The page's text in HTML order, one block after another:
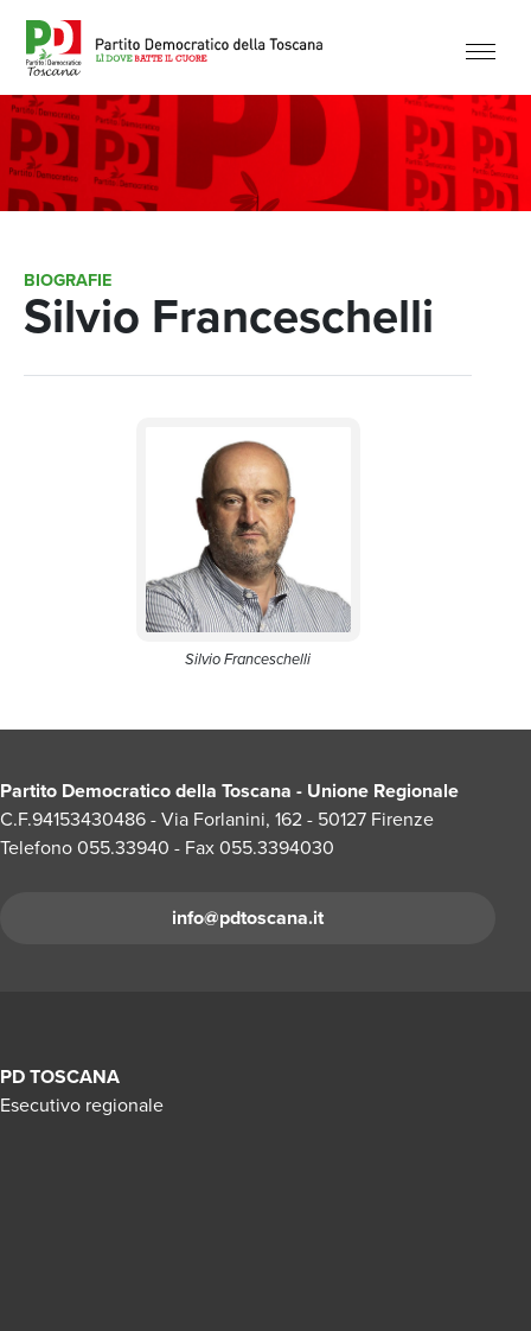
BIOGRAFIE
Silvio Franceschelli
Silvio Franceschelli
Partito Democratico della Toscana - Unione Regionale
C.F.94153430486 - Via Forlanini, 162 - 50127 Firenze
Telefono 055.33940 - Fax 055.3394030
info@pdtoscana.it
PD TOSCANA
Esecutivo regionale